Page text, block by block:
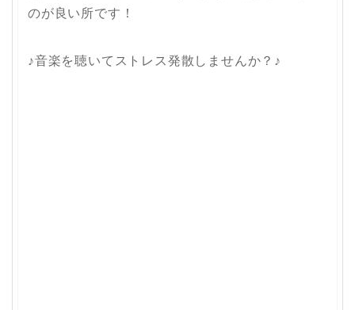
のが良い所です！
♪音楽を聴いてストレス発散しませんか？♪